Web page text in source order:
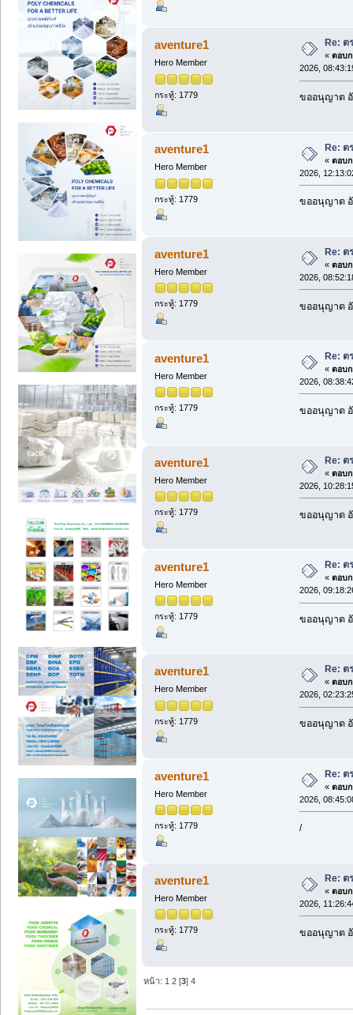
aventure1
Hero Member
กระทู้: 1779
Re: ต
« ตอบก
2026,
ขออนุญาต
aventure1
Hero Member
กระทู้: 1779
Re: ต
« ตอบก
2026,
ขออนุญาต
aventure1
Hero Member
กระทู้: 1779
Re: ต
« ตอบก
2026,
ขออนุญาต
aventure1
Hero Member
กระทู้: 1779
Re: ต
« ตอบก
2026,
ขออนุญาต
aventure1
Hero Member
กระทู้: 1779
Re: ต
« ตอบก
2026,
ขออนุญาต
aventure1
Hero Member
กระทู้: 1779
Re: ต
« ตอบก
2026,
ขออนุญาต
aventure1
Hero Member
กระทู้: 1779
Re: ต
« ตอบก
2026,
ขออนุญาต
aventure1
Hero Member
กระทู้: 1779
Re: ต
« ตอบก
2026,
/
aventure1
Hero Member
กระทู้: 1779
Re: ต
« ตอบก
2026,
ขออนุญาต
หน้า: 1 2 [3]4